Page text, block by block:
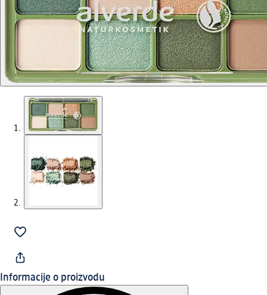
Informacije o proizvodu